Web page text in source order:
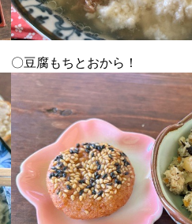
〇豆腐もちとおから！